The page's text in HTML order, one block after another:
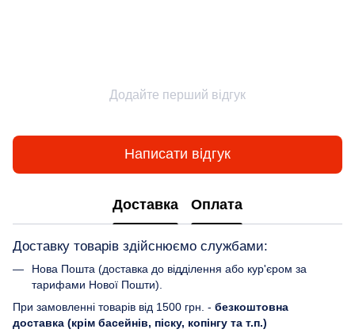
Додайте перший відгук
Написати відгук
Доставка Оплата
Доставку товарів здійснюємо службами:
Нова Пошта (доставка до відділення або кур'єром за
тарифами Нової Пошти).
При замовленні товарів від 1500 грн. - безкоштовна
доставка (крім басейнів, піску, копінгу та т.п.)